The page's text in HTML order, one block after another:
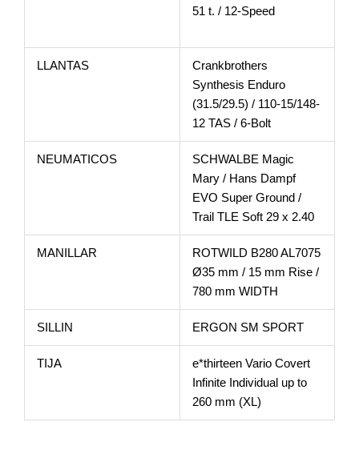
51 t. / 12-Speed
LLANTAS
Crankbrothers
Synthesis Enduro
(31.5/29.5) / 110-15/148-
12 TAS / 6-Bolt
NEUMATICOS
SCHWALBE Magic
Mary / Hans Dampf
EVO Super Ground /
Trail TLE Soft 29 x 2.40
MANILLAR
ROTWILD B280 AL7075
Ø35 mm / 15 mm Rise /
780 mm WIDTH
SILLIN ERGON SM SPORT
TIJA
e*thirteen Vario Covert
Infinite Individual up to
260 mm (XL)